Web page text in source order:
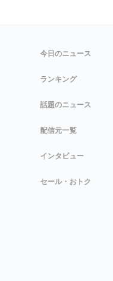
今日のニュース
ランキング
話題のニュース
配信元一覧
インタビュー
セール・おトク